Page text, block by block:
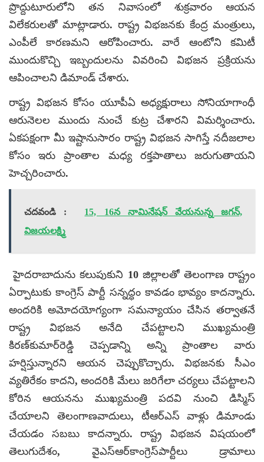
ప్రొద్దుటూరులోని తన నివాసంలో శుక్రవారం ఆయన
విలేకరులతో మాట్లాడారు. రాష్ట్ర విభజనకు కేంద్ర మంత్రులు,
ఎంపీలే కారణమని ఆరోపించారు. వారే ఆంటోని కమిటీ
ముందుకొచ్చి ఇబ్బందులను వివరించి విభజన ప్రక్రియను
ఆపించాలని డిమాండ్ చేశారు.
రాష్ట్ర విభజన కోసం యూపీఏ అధ్యక్షురాలు సోనియాగాంధీ
ఆరునెలల ముందు నుంచే కుట్ర చేశారని విమర్శించారు.
ఏకపక్షంగా మీ ఇష్టానుసారం రాష్ట్ర విభజన సాగిస్తే నదీజలాల
కోసం ఇరు ప్రాంతాల మధ్య రక్తపాతాలు జరుగుతాయని
హెచ్చరించారు.
చదవండి :
15, 16న నామినేషన్ వేయనున్న జగన్,
విజయలక్ష్మి
హైదరాబాదును కలుపుకుని 10 జిల్లాలతో తెలంగాణ రాష్ట్రం
ఏర్పాటుకు కాంగ్రెస్ పార్టీ సన్నద్ధం కావడం భావ్యం కాదన్నారు.
అందరికి అమోదయోగ్యంగా సమన్యాయం చేసిన తర్వాతనే
రాష్ట్ర విభజన అనేది చేపట్టాలని ముఖ్యమంత్రి
కిరణ్‌కుమార్‌రెడ్డి చెప్పడాన్ని అన్ని ప్రాంతాల వారు
హర్షిస్తున్నారని ఆయన చెప్పుకొచ్చారు. విభజనకు సీఎం
వ్యతిరేకం కాదని, అందరికి మేలు జరిగేలా చర్యలు చేపట్టాలని
కోరిన ఆయనను ముఖ్యమంత్రి పదవి నుంచి డిస్మిస్
చేయాలని తెలంగాణవాదులు, టీఆర్ఎస్ వాళ్లు డిమాండు
చేయడం సబబు కాదన్నారు. రాష్ట్ర విభజన విషయంలో
తెలుగుదేశం, వైఎస్ఆర్‌కాంగ్రెస్‌పార్టీలు డ్రామాలు